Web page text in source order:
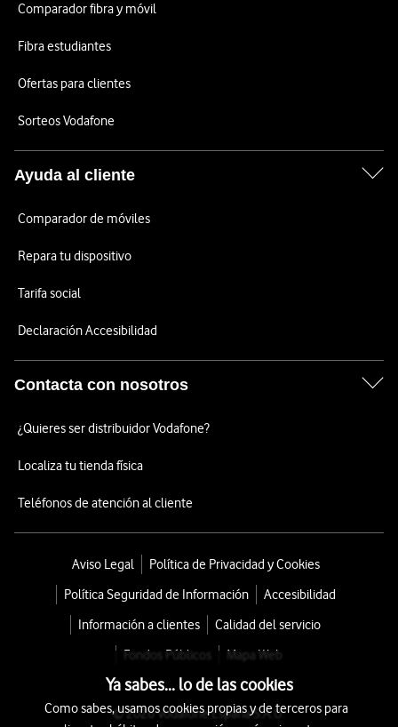
Comparador fibra y móvil
Fibra estudiantes
Ofertas para clientes
Sorteos Vodafone
Ayuda al cliente
Comparador de móviles
Repara tu dispositivo
Tarifa social
Declaración Accesibilidad
Contacta con nosotros
¿Quieres ser distribuidor Vodafone?
Localiza tu tienda física
Teléfonos de atención al cliente
Aviso Legal
Política de Privacidad y Cookies
Política Seguridad de Información
Accesibilidad
Información a clientes
Calidad del servicio
Fondos Públicos
Mapa Web
© 2026 Vodafone España S.A.U.
Ya sabes... lo de las cookies
Como sabes, usamos cookies propias y de terceros para